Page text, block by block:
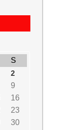
S
2
9
16
23
30